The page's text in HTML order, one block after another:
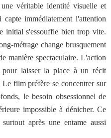
véritable identité visuelle et
capte immédiatement l'attention
initial s'essouffle bien trop vite.
métrage change brusquement
manière spectaculaire. L'action
pour laisser la place à un récit
film préfère se concentrer sur
le besoin obsessionnel de
impossible à dénicher. Ce
après une entame aussi